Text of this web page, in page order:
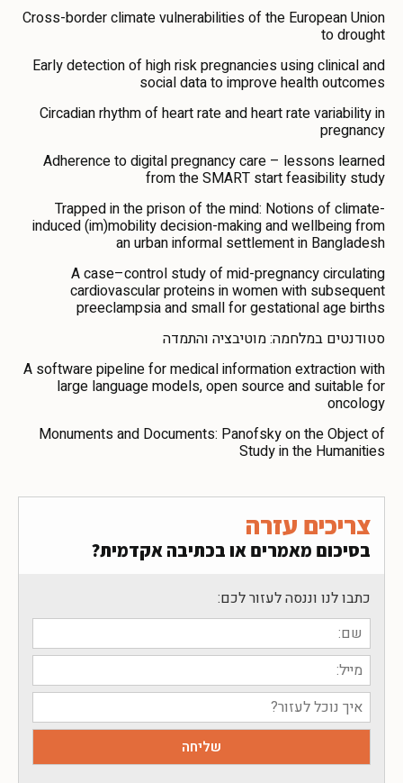
Cross-border climate vulnerabilities of the European Union
to drought
Early detection of high risk pregnancies using clinical and
social data to improve health outcomes
Circadian rhythm of heart rate and heart rate variability in
pregnancy
Adherence to digital pregnancy care – lessons learned
from the SMART start feasibility study
Trapped in the prison of the mind: Notions of climate-
induced (im)mobility decision-making and wellbeing from
an urban informal settlement in Bangladesh
A case–control study of mid-pregnancy circulating
cardiovascular proteins in women with subsequent
preeclampsia and small for gestational age births
סטודנטים במלחמה: מוטיבציה והתמדה
A software pipeline for medical information extraction with
large language models, open source and suitable for
oncology
Monuments and Documents: Panofsky on the Object of
Study in the Humanities
צריכים עזרה
בסיכום מאמרים או בכתיבה אקדמית?
כתבו לנו וננסה לעזור לכם: